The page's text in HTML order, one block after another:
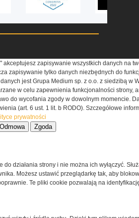
o taktyce, szkoleniu,
specjalnych w kraju i na świecie.
akceptujesz zapisywanie wszystkich danych na
zapisywanie tylko danych niezbędnych do
jest Grupa Medium sp. z o.o. z siedzibą w
w celu zapewnienia funkcjonalności strony,
do wycofania zgody w dowolnym momencie.
(art. 6 ust. 1 lit. b RODO). Szczegółowe
prywatności
Odmowa Zgoda
działania strony i nie można ich wyłączyć.
Możesz ustawić przeglądarkę tak, aby
Te pliki cookie pozwalają na